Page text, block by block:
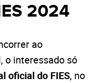
2024
ao
o interessado só
oficial do FIES, no